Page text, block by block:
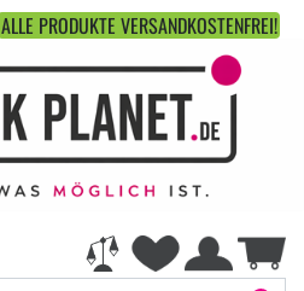
ALLE PRODUKTE VERSANDKOSTENFREI!